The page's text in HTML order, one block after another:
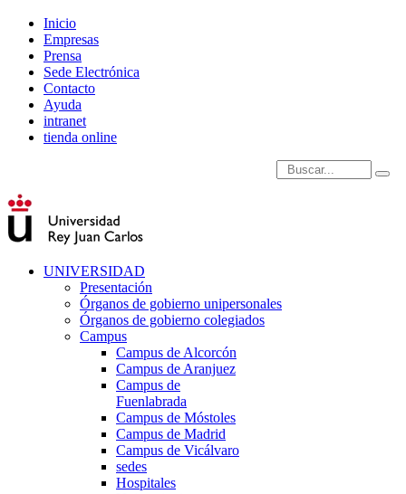
Inicio
Empresas
Prensa
Sede Electrónica
Contacto
Ayuda
intranet
tienda online
Introduce términos de
UNIVERSIDAD
Presentación
Órganos de gobierno unipersonales
Órganos de gobierno colegiados
Campus
Campus de Alcorcón
Campus de Aranjuez
Campus de
Fuenlabrada
Campus de Móstoles
Campus de Madrid
Campus de Vicálvaro
sedes
Hospitales